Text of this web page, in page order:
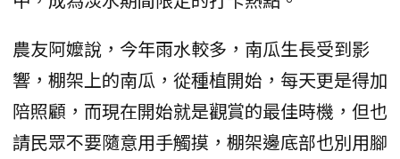
農友阿嬤說，今年雨水較多，南瓜生長受到影
響，棚架上的南瓜，從種植開始，每天更是得加
陪照顧，而現在開始就是觀賞的最佳時機，但也
請民眾不要隨意用手觸摸，棚架邊底部也別用腳